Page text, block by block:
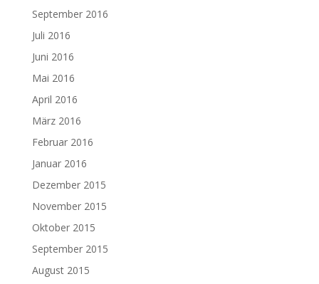
September 2016
Juli 2016
Juni 2016
Mai 2016
April 2016
März 2016
Februar 2016
Januar 2016
Dezember 2015
November 2015
Oktober 2015
September 2015
August 2015